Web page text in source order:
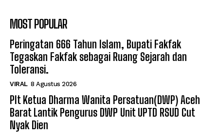
MOST POPULAR
Peringatan 666 Tahun Islam, Bupati Fakfak
Tegaskan Fakfak sebagai Ruang Sejarah dan
Toleransi.
VIRAL 8 Agustus 2026
Plt Ketua Dharma Wanita Persatuan(DWP) Aceh
Barat Lantik Pengurus DWP Unit UPTD RSUD Cut
Nyak Dien